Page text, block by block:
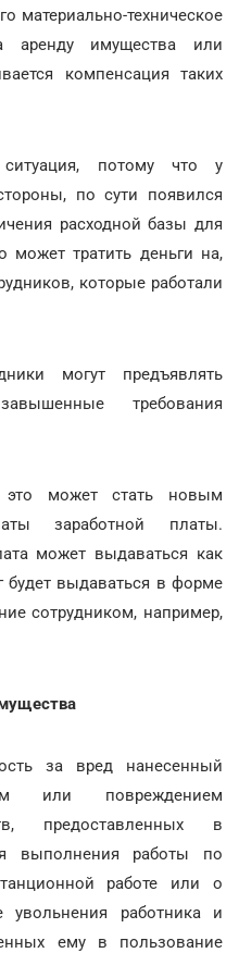
материально-техническое
аренду имущества или
компенсация таких
ситуация, потому что у
по сути появился
расходной базы для
может тратить деньги на,
которые работали
могут предъявлять
требования
это может стать новым
заработной платы.
может выдаваться как
будет выдаваться в форме
сотрудником, например,
за вред нанесенный
или повреждением
предоставленных в
выполнения работы по
работе или о
увольнения работника и
ему в пользование